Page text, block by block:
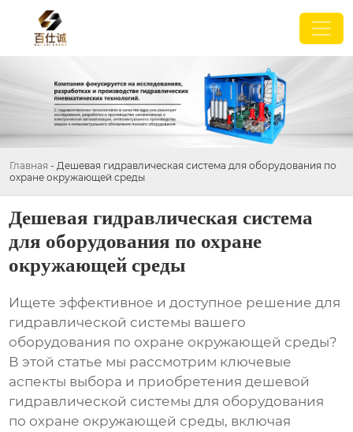
Главная - Дешевая гидравлическая система для оборудования по
охране окружающей среды
Дешевая гидравлическая система
для оборудования по охране
окружающей среды
Ищете эффективное и доступное решение для
гидравлической системы вашего
оборудования по охране окружающей среды?
В этой статье мы рассмотрим ключевые
аспекты выбора и приобретениядешевой
гидравлической системы для оборудования
по охране окружающей среды, включая